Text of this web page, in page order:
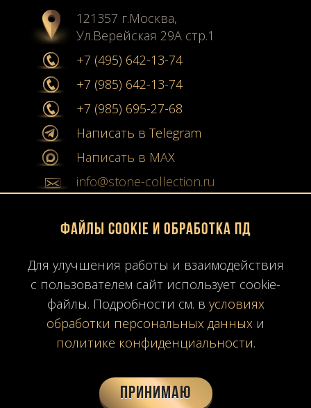
121357 г.Москва,
Ул.Верейская 29А стр.1
+7 (495) 642-13-74
+7 (985) 642-13-74
+7 (985) 695-27-68
Написать в Telegram
Написать в MAX
info@stone-collection.ru
Мы в социальных сетях:
Youtube
Карта сайта
Политика конфиденциальности
Время работы: ПН-ПТ10:00-19:00
Файлы Cookie и обработка ПД
Для улучшения работы и взаимодействия
с пользователем сайт использует cookie-
файлы. Подробности см. в условиях
обработки персональных данных и
политике конфиденциальности.
Принимаю